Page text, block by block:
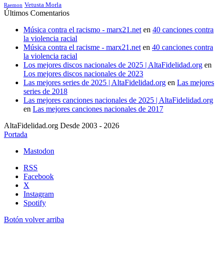
Raemon Vetusta Morla
Últimos Comentarios
Música contra el racismo - marx21.net en 40 canciones contra
la violencia racial
Música contra el racisme - marx21.net en 40 canciones contra
la violencia racial
Los mejores discos nacionales de 2025 | AltaFidelidad.org en
Los mejores discos nacionales de 2023
Las mejores series de 2025 | AltaFidelidad.org en Las mejores
series de 2018
Las mejores canciones nacionales de 2025 | AltaFidelidad.org
en Las mejores canciones nacionales de 2017
AltaFidelidad.org Desde 2003 - 2026
Portada
Mastodon
RSS
Facebook
X
Instagram
Spotify
Botón volver arriba